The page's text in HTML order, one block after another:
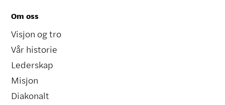
Om oss
Visjon og tro
Vår historie
Lederskap
Misjon
Diakonalt